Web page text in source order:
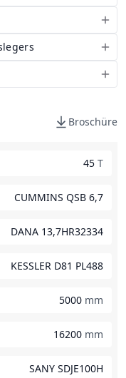
Broschüre
45 T
CUMMINS QSB 6,7
DANA 13,7HR32334
KESSLER D81 PL488
5000 mm
16200 mm
SANY SDJE100H